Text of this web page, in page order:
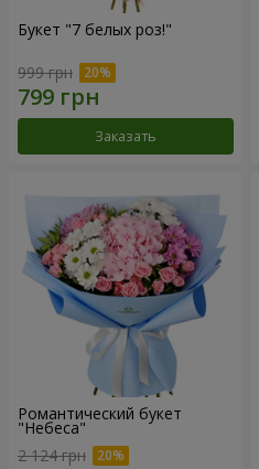
Букет "7 белых роз!"
999 грн
Заказать
Романтический букет
"Небеса"
2 124 грн